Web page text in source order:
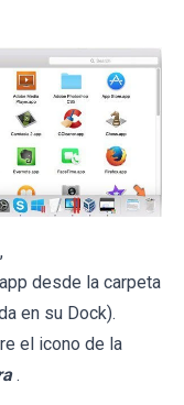
desde la carpeta
en su Dock).
el icono de la
.